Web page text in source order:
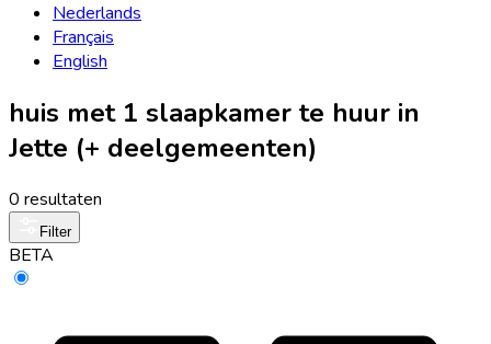
Nederlands
Français
English
huis met 1 slaapkamer te huur in
Jette (+ deelgemeenten)
0 resultaten
Filter
BETA